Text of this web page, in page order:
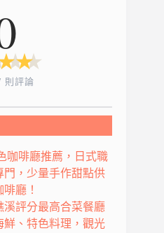
★★
★
則評論
咖啡廳推薦，日式職
門，少量手作甜點供
廳！
溪評分最高合菜餐廳
鮮、特色料理，觀光